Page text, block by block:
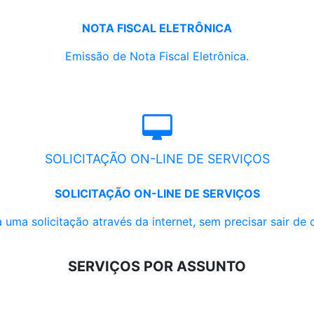
NOTA FISCAL ELETRÔNICA
Emissão de Nota Fiscal Eletrônica.
SOLICITAÇÃO ON-LINE DE SERVIÇOS
SOLICITAÇÃO ON-LINE DE SERVIÇOS
uma solicitação através da internet, sem precisar sair de
SERVIÇOS POR ASSUNTO